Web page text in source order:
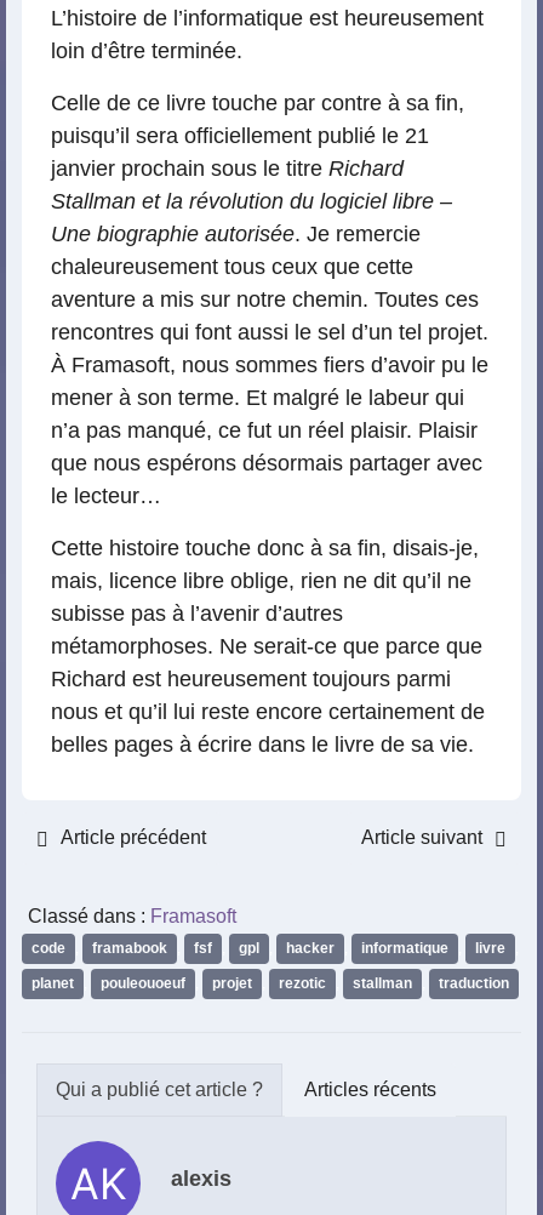
L’histoire de l’informatique est heureusement
loin d’être terminée.
Celle de ce livre touche par contre à sa fin,
puisqu’il sera officiellement publié le 21
janvier prochain sous le titre Richard
Stallman et la révolution du logiciel libre –
Une biographie autorisée. Je remercie
chaleureusement tous ceux que cette
aventure a mis sur notre chemin. Toutes ces
rencontres qui font aussi le sel d’un tel projet.
À Framasoft, nous sommes fiers d’avoir pu le
mener à son terme. Et malgré le labeur qui
n’a pas manqué, ce fut un réel plaisir. Plaisir
que nous espérons désormais partager avec
le lecteur…
Cette histoire touche donc à sa fin, disais-je,
mais, licence libre oblige, rien ne dit qu’il ne
subisse pas à l’avenir d’autres
métamorphoses. Ne serait-ce que parce que
Richard est heureusement toujours parmi
nous et qu’il lui reste encore certainement de
belles pages à écrire dans le livre de sa vie.
Article précédent Article suivant
Classé dans : Framasoft
code framabook fsf gpl hacker informatique livre
planet pouleouoeuf projet rezotic stallman traduction
Articles récents
alexis